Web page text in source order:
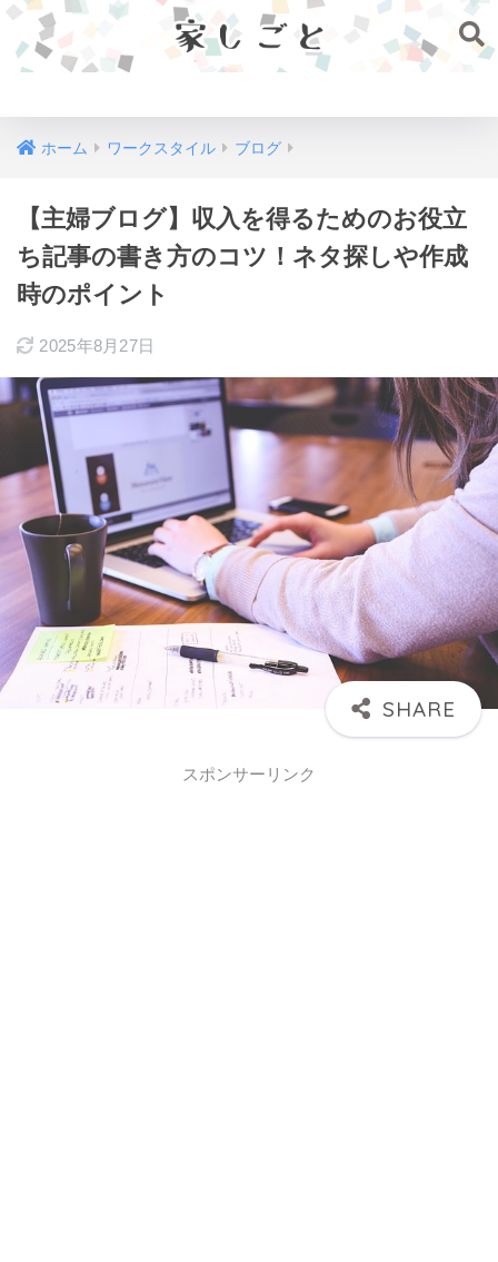
ホーム ワークスタイル ブログ
【主婦ブログ】収入を得るためのお役立
ち記事の書き方のコツ！ネタ探しや作成
時のポイント
2025年8月27日
スポンサーリンク